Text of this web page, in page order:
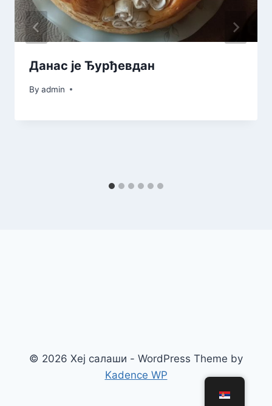
Данас је Ђурђевдан
By admin
© 2026 Хеј салаши - WordPress Theme by
Kadence WP